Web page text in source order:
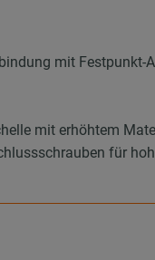
mit Festpunkt-
mit erhöhtem
für